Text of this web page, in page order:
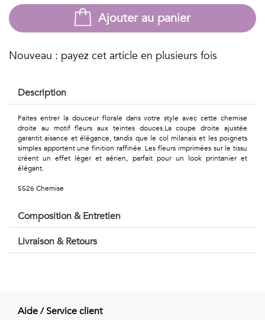
&
Métiers
Petits
Urbain
Vintage
Voir
Ajouter au panier
Nouveau : payez cet article en plusieurs fois
Description
Faites entrer la douceur florale dans votre style avec cette chemise
droite au motif fleurs aux teintes douces.La coupe droite ajustée
garantit aisance et élégance, tandis que le col milanais et les poignets
simples apportent une finition raffinée. Les fleurs imprimées sur le tissu
créent un effet léger et aérien, parfait pour un look printanier et
élégant.
SS26 Chemise
Composition & Entretien
Livraison & Retours
Aide / Service client